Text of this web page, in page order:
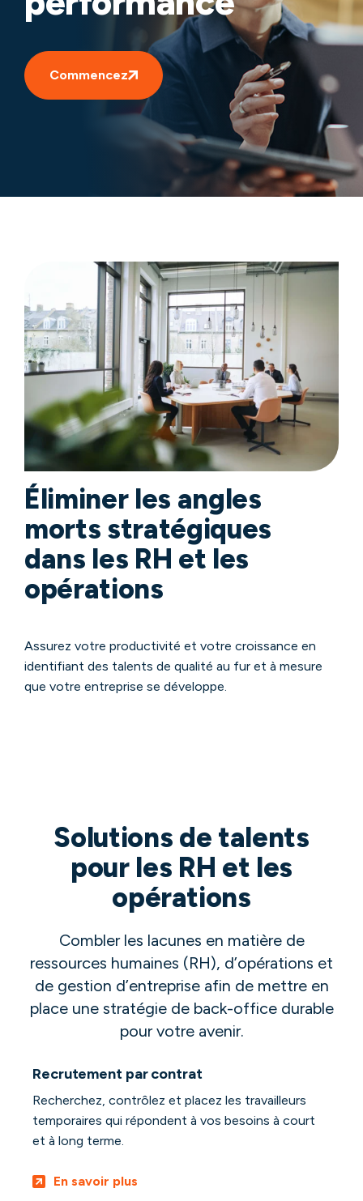
Commencez
Éliminer les angles
morts stratégiques
dans les RH et les
opérations
Assurez votre productivité et votre croissance en
identifiant des talents de qualité au fur et à mesure
que votre entreprise se développe.
Solutions de talents
pour les RH et les
opérations
Combler les lacunes en matière de
ressources humaines (RH), d’opérations et
de gestion d’entreprise afin de mettre en
place une stratégie de back-office durable
pour votre avenir.
Recrutement par contrat
Recherchez, contrôlez et placez les travailleurs
temporaires qui répondent à vos besoins à court
et à long terme.
En savoir plus